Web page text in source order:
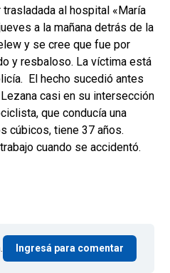
al hospital «María
a la mañana detrás de la
y se cree que fue por
y resbaloso. La víctima está
El hecho sucedió antes
casi en su intersección
que conducía una
cúbicos, tiene 37 años.
cuando se accidentó.
Ingresá para comentar